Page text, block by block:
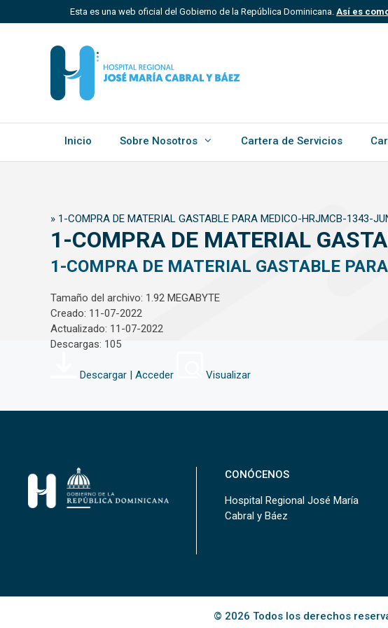
al
Esta es una web oficial del Gobierno de la República Dominicana. Así es
Un sitio .gob.do, .gov.do o .mil.do significa que pertenece a una
Estado dominicano.
Inicio Sobre Nosotros Cartera de Servicios
» 1-COMPRA DE MATERIAL GASTABLE PARA MEDICO-HRJMCB-1343-
1-COMPRA DE MATERIAL
1-COMPRA DE MATERIAL GASTABLE
Tamaño del archivo: 1.92 MEGABYTE
Creado: 11-07-2022
Actualizado: 11-07-2022
Descargas: 105
Descargar | Acceder Visualizar
CONÓCENOS
Hospital Regional José María
Cabral y Báez
© 2026 Todos los derechos